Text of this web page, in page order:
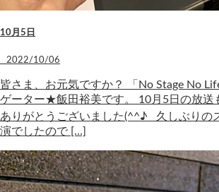
10月5日
2022/10/06
皆さま、お元気ですか？ 「No Stage No
ゲーター★飯田裕美です。 10月5日の放送
ありがとうございました(^^♪ 久しぶりの
演でしたので […]